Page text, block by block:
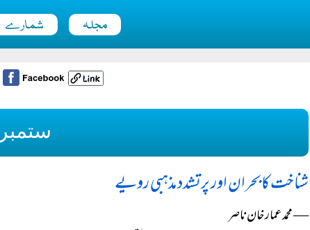
مجلہ شمارے
ستمبر ۲۰۲۰ء
شناخت کابحران اور پرتشدد مذہبی رویے
― محمد عمار خان ناصر